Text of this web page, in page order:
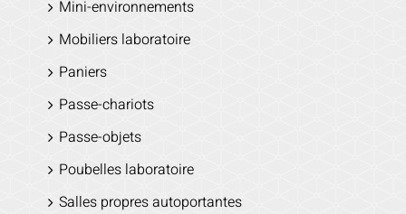
Mini-environnements
Mobiliers laboratoire
Paniers
Passe-chariots
Passe-objets
Poubelles laboratoire
Salles propres autoportantes